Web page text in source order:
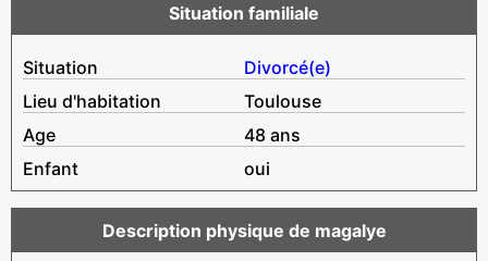
Situation familiale
Situation
Divorcé(e)
Lieu d'habitation
Toulouse
Age
48 ans
Enfant
oui
Description physique de magalye